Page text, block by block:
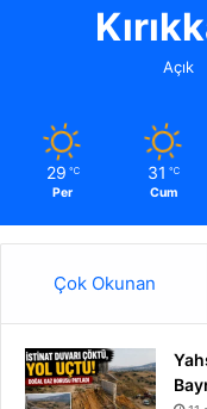
Açık
29 ℃
Per
31 ℃
Cum
Çok Okunan